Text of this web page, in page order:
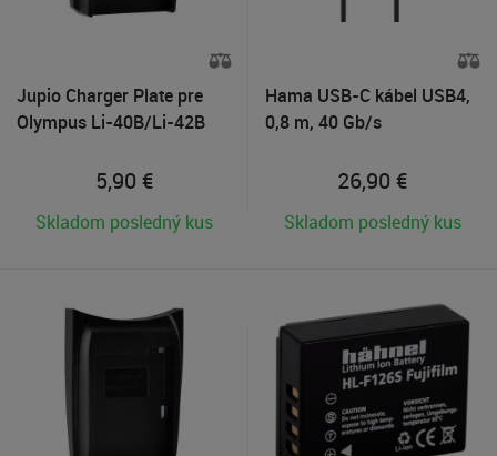
Jupio Charger Plate pre
Olympus Li-40B/Li-42B
5,90 €
Skladom posledný kus
Hama USB-C kábel USB4,
0,8 m, 40 Gb/s
26,90 €
Skladom posledný kus